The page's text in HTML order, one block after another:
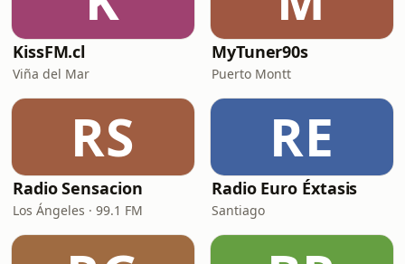
KissFM.cl
Viña del Mar
MyTuner90s
Puerto Montt
RS
Radio Sensacion
Los Ángeles · 99.1 FM
RE
Radio Euro Éxtasis
Santiago